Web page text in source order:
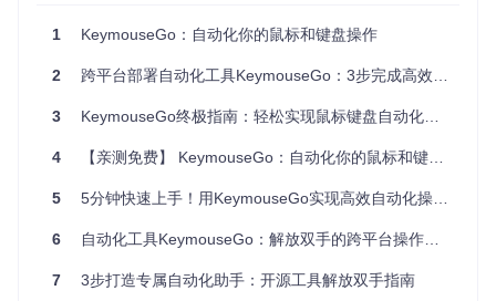
传统绝对坐标录制不同，该系统将屏幕操作位置转化为百分比
示环境。这一技术突破使脚本在多设备间的复用率提升85%，
系统采用模块化架构设计，通过抽象事件模型实现了跨平台兼
容。在Windows环境下，工具直接调用系统级输入API；Linux
系统则通过X11协议捕获事件；macOS平台则利用Quartz框架
实现操作模拟。这种分层设计确保了在不同操作系统上的一致
用户体验，同时保持了底层实现的灵活性。
1 KeymouseGo：自动化你的鼠标和键盘操作
2 跨平台部署自动化工具KeymouseGo：3步完成高效安装指南
3 KeymouseGo终极指南：轻松实现鼠标键盘自动化操作
4 【亲测免费】 KeymouseGo：自动化你的鼠标和键盘操作
5 5分钟快速上手！用KeymouseGo实现高效自动化操作的终极指南
6 自动化工具KeymouseGo：解放双手的跨平台操作自动化解决方案
7 3步打造专属自动化助手：开源工具解放双手指南